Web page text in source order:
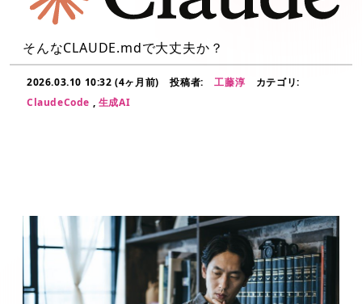
そんなCLAUDE.mdで大丈夫か？
2026.03.10 10:32 (4ヶ月前) 投稿者: 工藤淳
カテゴリ:
ClaudeCode , 生成AI